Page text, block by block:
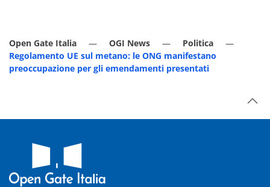
Open Gate Italia OGI News
Politica
Regolamento UE sul metano: le ONG manifestano
preoccupazione per gli emendamenti presentati